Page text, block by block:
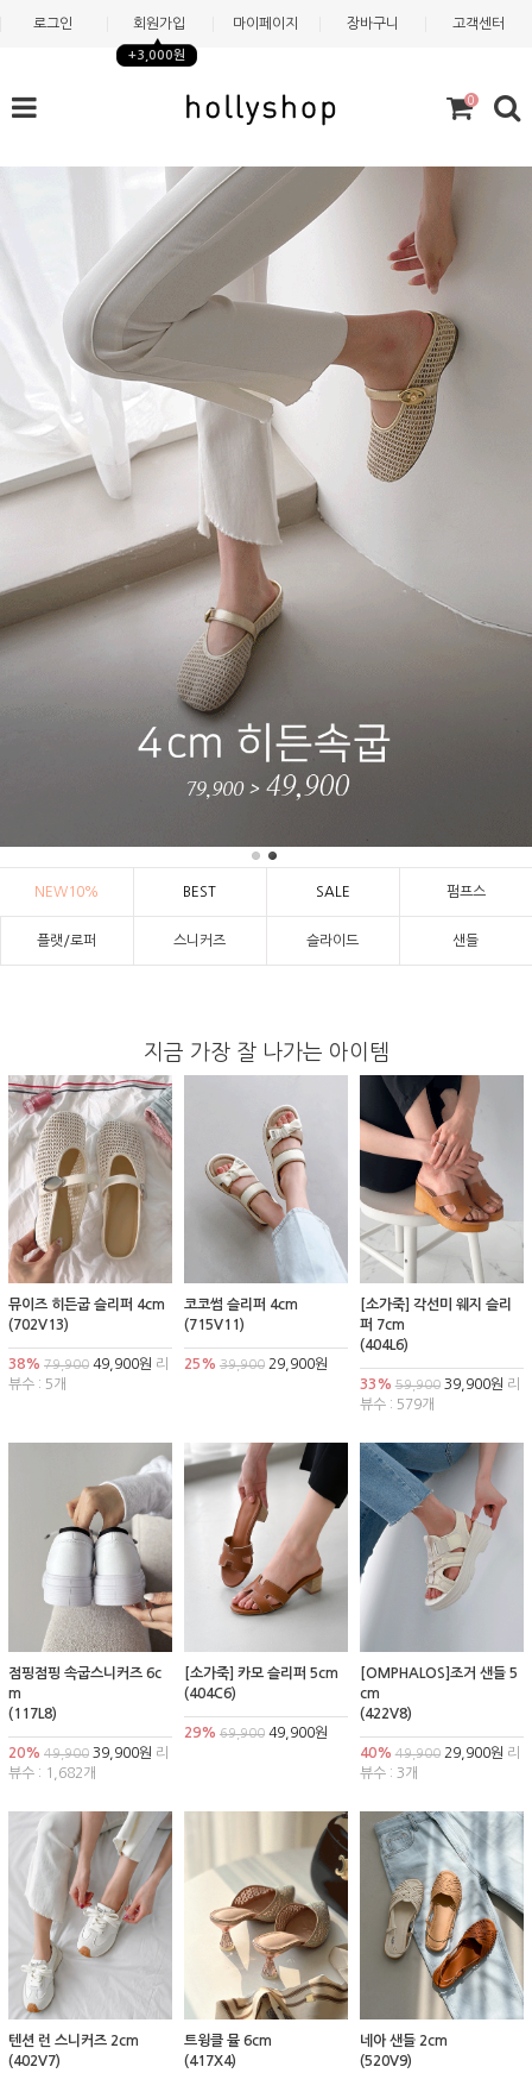
로그인 회원가입
+3,000원
마이페이지 장바구니 고객센터
0
NEW10% BEST SALE 펌프스
플랫/로퍼 스니커즈 슬라이드 샌들
지금 가장 잘 나가는 아이템
뮤이즈 히든굽 슬리퍼 4cm
(702V13)
38% 79,900 49,900원 리
뷰수 : 5개
코코썸 슬리퍼 4cm
(715V11)
25% 39,90029,900원
[소가죽] 각선미 웨지 슬리
퍼 7cm
(404L6)
33% 59,90039,900원 리
뷰수 : 579개
점핑점핑 속굽스니커즈 6c
m
(117L8)
20% 49,900 39,900원 리
뷰수 : 1,682개
[소가죽] 카모 슬리퍼 5cm
(404C6)
29% 69,90049,900원
[OMPHALOS]조거 샌들 5
cm
(422V8)
40% 49,90029,900원 리
뷰수 : 3개
텐션 런 스니커즈 2cm
(402V7)
트윙클 뮬 6cm
(417X4)
네아 샌들 2cm
(520V9)